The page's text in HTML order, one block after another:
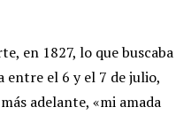
en 1827, lo que buscaba
entre el 6 y el 7 de julio,
adelante, «mi amada